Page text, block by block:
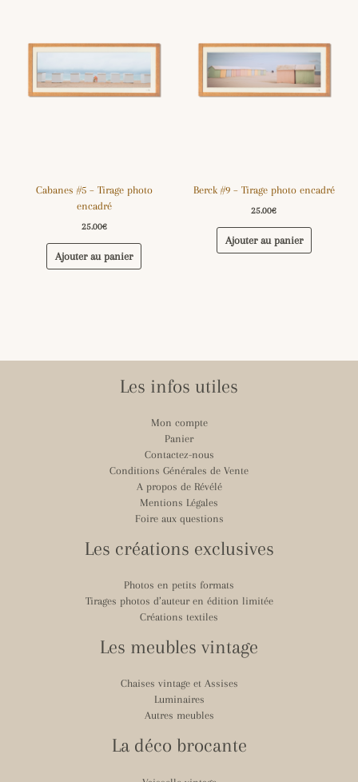
Cabanes #5 – Tirage photo
encadré
25.00€
Ajouter au panier
Berck #9 – Tirage photo encadré
25.00€
Ajouter au panier
Les infos utiles
Mon compte
Panier
Contactez-nous
Conditions Générales de Vente
A propos de Révélé
Mentions Légales
Foire aux questions
Les créations exclusives
Photos en petits formats
Tirages photos d’auteur en édition limitée
Créations textiles
Les meubles vintage
Chaises vintage et Assises
Luminaires
Autres meubles
La déco brocante